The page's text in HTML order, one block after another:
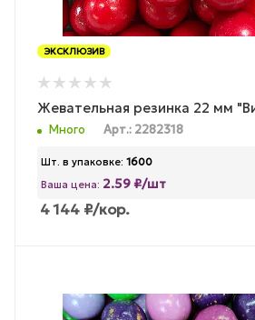
ЭКСКЛЮЗИВ
Жевательная резинка 22 мм
Много Арт.: 2282318
Шт. в упаковке: 1600
Ваша цена: 2.59 ₽/шт
4 144 ₽/кор.